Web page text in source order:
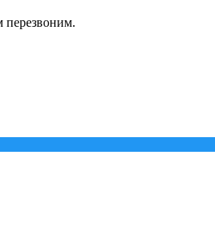
перезвоним.